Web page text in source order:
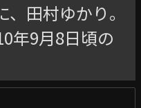
、田村ゆかり。
年9月8日頃の